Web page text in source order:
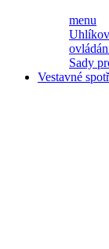
menu
Sady
Vestavné